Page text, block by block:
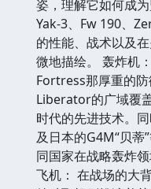
姿，理解它如何成
Yak-3、Fw 190、
的性能、战术以及
微地描绘。 轰炸机
Fortress那厚重的
Liberator的广域覆
时代的先进技术。
及日本的G4M“贝蒂
同国家在战略轰炸
飞机： 在战场的大